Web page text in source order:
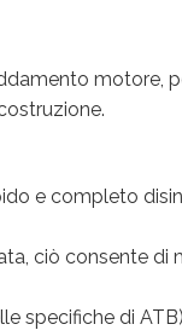
motore,
e completo
ciò consente di
specifiche di